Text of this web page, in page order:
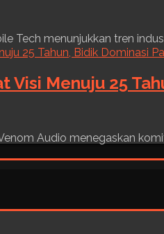
Tech menunjukkan tren
Visi Menuju 25
Audio menegaskan